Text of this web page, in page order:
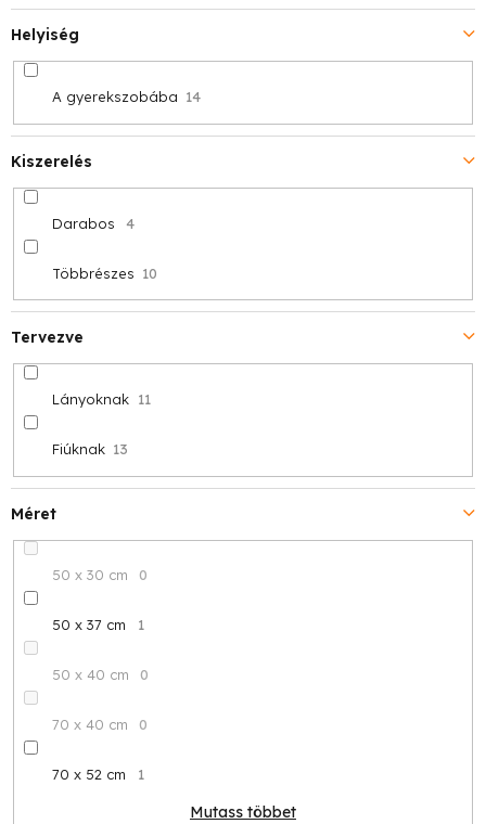
Méret
50 x 30 cm 0
50 x 37 cm 1
50 x 40 cm 0
70 x 40 cm 0
70 x 52 cm 1
Mutass többet
Helyiség
A gyerekszobába 14
Kiszerelés
Darabos 4
Többrészes 10
Tervezve
Lányoknak 11
Fiúknak 13